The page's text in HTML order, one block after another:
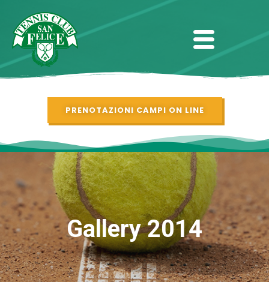
PRENOTAZIONI CAMPI ON LINE
Gallery 2014